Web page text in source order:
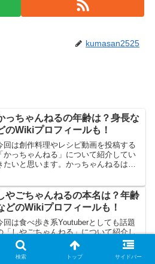
kumasan2525
っちゃんねるの年齢は？身長な
のWikiプロフィールも！
回は創作料理やレシピ動画を投稿する
「かっちゃんねる」について紹介してい
たいと思います。かっちゃんねるは料
などを紹介するチャンネルで主婦の方
中心にたくさんの方から支持されてい
方です。最近では、自身プロデュース
調味料や本なども出版され活動の幅も
くなってきているかっちゃんねるにつ
いていろいろと調べてみましたのでぜひ
最後まで読んでいってくださいね。
やごちゃんねるの本名は？年齢
どのWikiプロフィールも！
回は食べ歩き系Youtuberとしても話題
「しやごちゃんねる」について紹介し
ていきたいと思います。しやごちゃんね
るは、日本各地を食べ歩き、美味しいお
店やメニューなどたくさん紹介している
検索 トップ サイドバー